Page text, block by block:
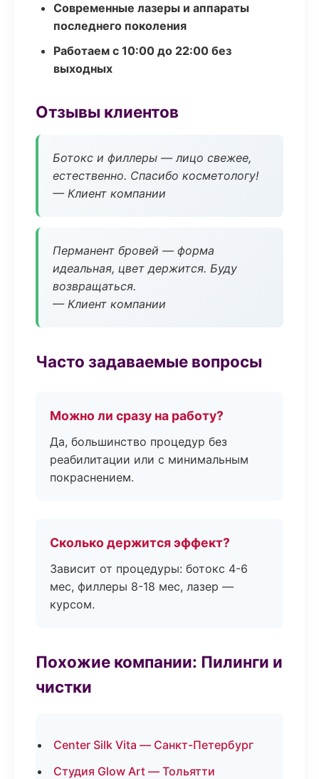
Современные лазеры и аппараты
последнего поколения
Работаем с 10:00 до 22:00 без
выходных
Отзывы клиентов
Ботокс и филлеры — лицо свежее,
естественно. Спасибо косметологу!
— Клиент компании
Перманент бровей — форма
идеальная, цвет держится. Буду
возвращаться.
— Клиент компании
Часто задаваемые вопросы
Можно ли сразу на работу?
Да, большинство процедур без
реабилитации или с минимальным
покраснением.
Сколько держится эффект?
Зависит от процедуры: ботокс 4-6
мес, филлеры 8-18 мес, лазер —
курсом.
Похожие компании: Пилинги и
чистки
Center Silk Vita — Санкт-Петербург
Студия Glow Art — Тольятти